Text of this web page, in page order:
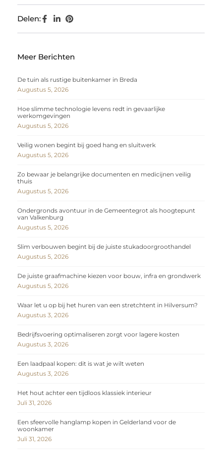
Delen:
Meer Berichten
De tuin als rustige buitenkamer in Breda
Augustus 5, 2026
Hoe slimme technologie levens redt in gevaarlijke
werkomgevingen
Augustus 5, 2026
Veilig wonen begint bij goed hang en sluitwerk
Augustus 5, 2026
Zo bewaar je belangrijke documenten en medicijnen veilig
thuis
Augustus 5, 2026
Ondergronds avontuur in de Gemeentegrot als hoogtepunt
van Valkenburg
Augustus 5, 2026
Slim verbouwen begint bij de juiste stukadoorgroothandel
Augustus 5, 2026
De juiste graafmachine kiezen voor bouw, infra en grondwerk
Augustus 5, 2026
Waar let u op bij het huren van een stretchtent in Hilversum?
Augustus 3, 2026
Bedrijfsvoering optimaliseren zorgt voor lagere kosten
Augustus 3, 2026
Een laadpaal kopen: dit is wat je wilt weten
Augustus 3, 2026
Het hout achter een tijdloos klassiek interieur
Juli 31, 2026
Een sfeervolle hanglamp kopen in Gelderland voor de
woonkamer
Juli 31, 2026